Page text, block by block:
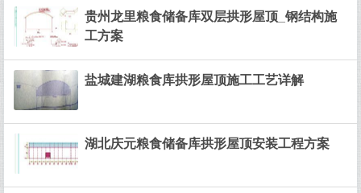
贵州龙里粮食储备库双层拱形屋顶_钢结构施
工方案
盐城建湖粮食库拱形屋顶施工工艺详解
湖北庆元粮食储备库拱形屋顶安装工程方案